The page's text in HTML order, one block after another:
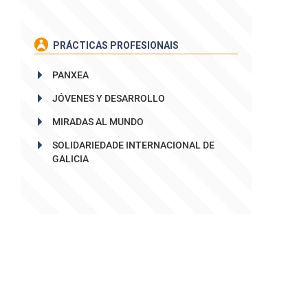
PRÁCTICAS PROFESIONAIS
PANXEA
JÓVENES Y DESARROLLO
MIRADAS AL MUNDO
SOLIDARIEDADE INTERNACIONAL DE
GALICIA